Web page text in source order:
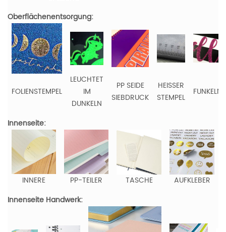
Oberflächenentsorgung:
FOLIENSTEMPEL
LEUCHTET
IM
DUNKELN
PP SEIDE
SIEBDRUCK
HEISSER
STEMPEL
FUNKELN
Innenseite:
INNERE PP-TEILER TASCHE
AUFKLEBER
Innenseite Handwerk: